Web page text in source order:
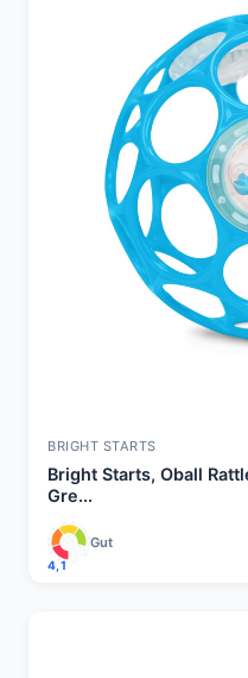
BRIGHT STARTS
Bright Starts, Oball
Gre...
4,1
Gut